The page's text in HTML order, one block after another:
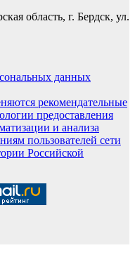
область, г. Бердск, ул.
данных
рекомендательные
предоставления
и анализа
пользователей сети
Российской